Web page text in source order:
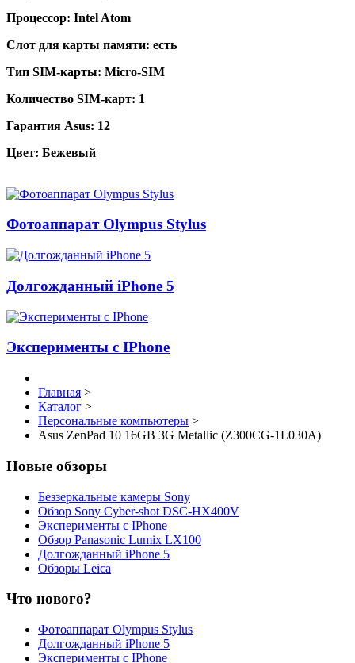
Процессор: Intel Atom
Слот для карты памяти: есть
Тип SIM-карты: Micro-SIM
Количество SIM-карт: 1
Гарантия Asus: 12
Цвет: Бежевый
Фотоаппарат Olympus Stylus
Долгожданный iPhone 5
Эксперименты с IPhone
Главная >
Каталог >
Персональные компьютеры >
Asus ZenPad 10 16GB 3G Metallic (Z300CG-1L030A)
Новые обзоры
Беззеркальные камеры Sony
Обзор Sony Cyber-shot DSC-HX400V
Эксперименты с IPhone
Обзор Panasonic Lumix LX100
Долгожданный iPhone 5
Обзоры Leica
Что нового?
Фотоаппарат Olympus Stylus
Долгожданный iPhone 5
Эксперименты с IPhone